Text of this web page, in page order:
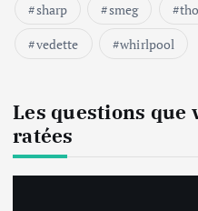
sharp
smeg
vedette
whirlpool
Les questions que
ratées